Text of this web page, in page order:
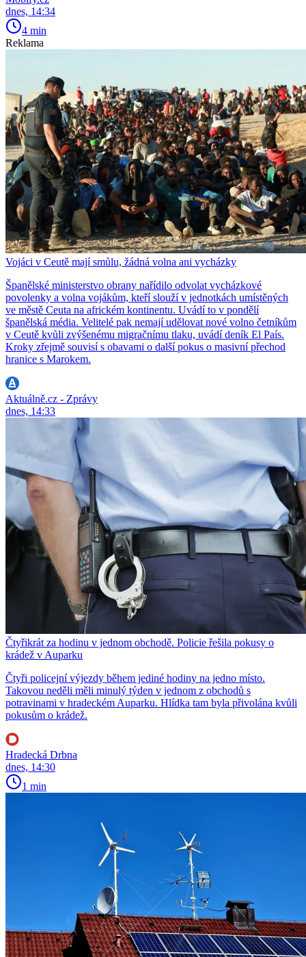
dnes, 14:34
4 min
Reklama
Vojáci v Ceutě mají smůlu, žádná volna ani vycházky
Španělské ministerstvo obrany nařídilo odvolat vycházkové
povolenky a volna vojákům, kteří slouží v jednotkách umístěných
ve městě Ceuta na africkém kontinentu. Uvádí to v pondělí
španělská média. Velitelé pak nemají udělovat nové volno četníkům
v Ceutě kvůli zvýšenému migračnímu tlaku, uvádí deník El País.
Kroky zřejmě souvisí s obavami o další pokus o masivní přechod
hranice s Marokem.
Aktuálně.cz - Zprávy
dnes, 14:33
Čtyřikrát za hodinu v jednom obchodě. Policie řešila pokusy o
krádež v Auparku
Čtyři policejní výjezdy během jediné hodiny na jedno místo.
Takovou neděli měli minulý týden v jednom z obchodů s
potravinami v hradeckém Auparku. Hlídka tam byla přivolána kvůli
pokusům o krádež.
Hradecká Drbna
dnes, 14:30
1 min